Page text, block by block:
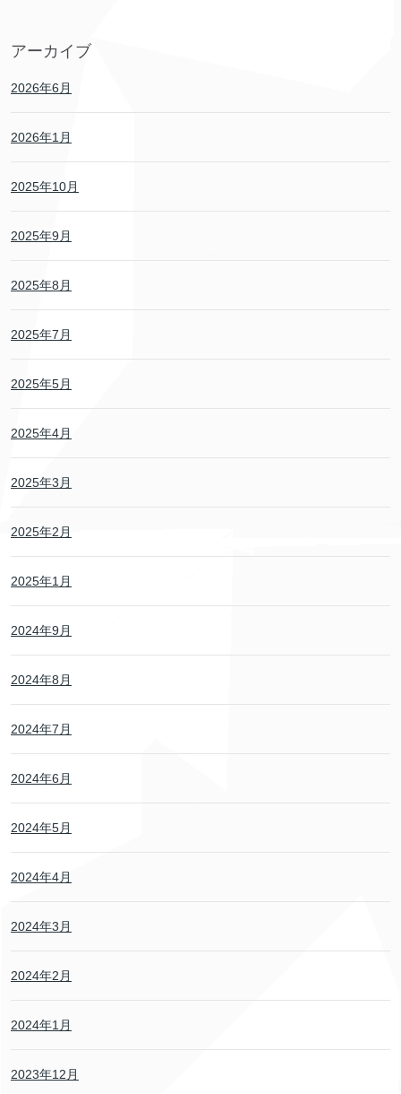
アーカイブ
2026年6月
2026年1月
2025年10月
2025年9月
2025年8月
2025年7月
2025年5月
2025年4月
2025年3月
2025年2月
2025年1月
2024年9月
2024年8月
2024年7月
2024年6月
2024年5月
2024年4月
2024年3月
2024年2月
2024年1月
2023年12月